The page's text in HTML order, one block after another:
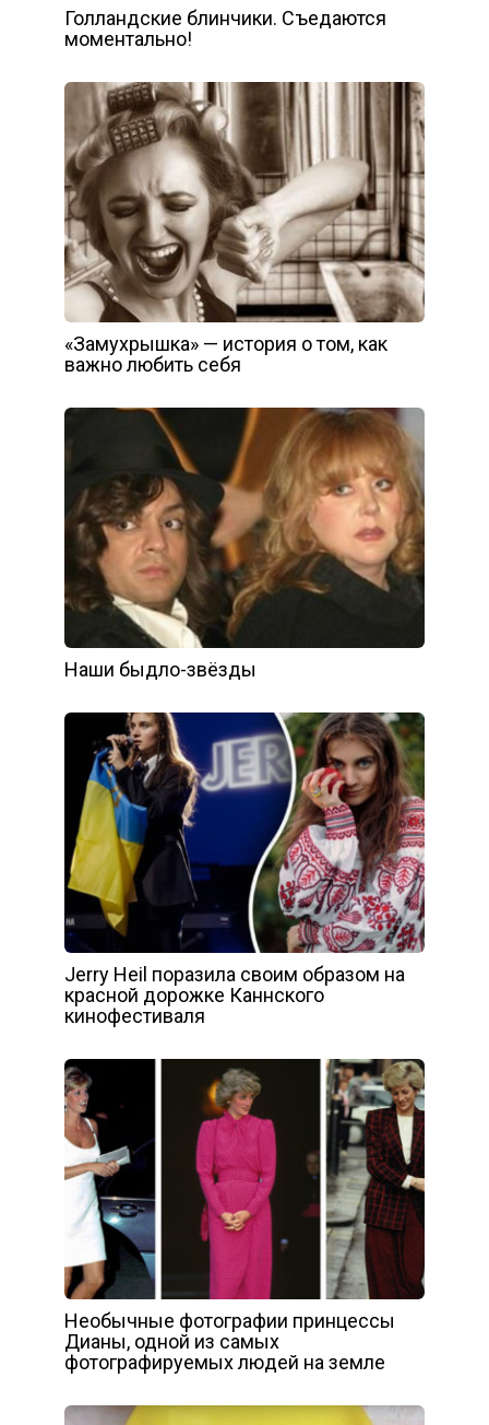
Голландские блинчики. Съедаются
моментально!
«Замухрышка» — история о том, как
важно любить себя
Наши быдло-звёзды
Jerry Heil поразила своим образом на
красной дорожке Каннского
кинофестиваля
Необычные фотографии принцессы
Дианы, одной из самых
фотографируемых людей на земле